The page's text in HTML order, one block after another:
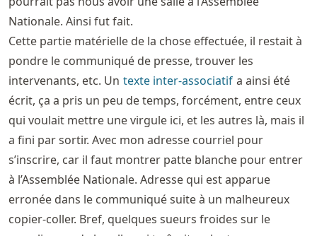
Nationale. Ainsi fut fait.
Cette partie matérielle de la chose effectuée, il restait à
pondre le communiqué de presse, trouver les
intervenants, etc. Un texte inter-associatif a ainsi été
écrit, ça a pris un peu de temps, forcément, entre ceux
qui voulait mettre une virgule ici, et les autres là, mais il
a fini par sortir. Avec mon adresse courriel pour
s’inscrire, car il faut montrer patte blanche pour entrer
à l’Assemblée Nationale. Adresse qui est apparue
erronée dans le communiqué suite à un malheureux
copier-coller. Bref, quelques sueurs froides sur le